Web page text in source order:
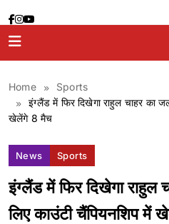
to
content
Home
Sports
इंग्लैंड में फिर दिखेगा राहुल चाहर का
खेलेंगे 8 मैच
News Sports
इंग्लैंड में फिर दिखेगा राहुल
लिए काउंटी चैंपियनशिप में